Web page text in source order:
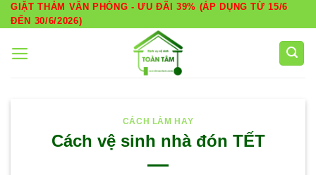
Skip
to
content
GIẶT THẢM VĂN PHÒNG - ƯU ĐÃI 39% (ÁP DỤNG TỪ 15/6
ĐẾN 30/6/2026)
CÁCH LÀM HAY
Cách vệ sinh nhà đón TẾT